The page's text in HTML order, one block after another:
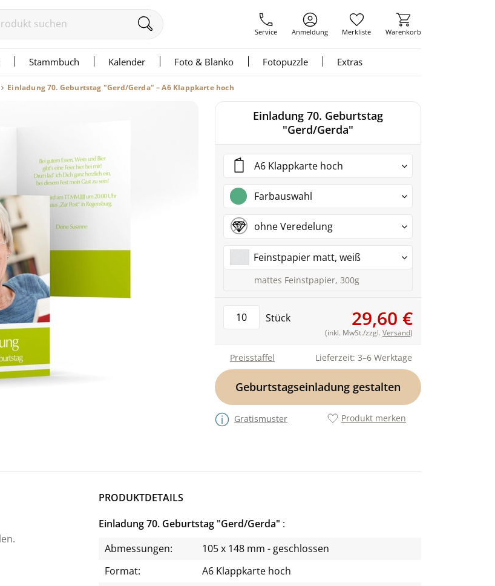
Service Anmeldung Merkliste Warenkorb
Stammbuch Kalender Foto & Blanko Fotopuzzle Extras
Einladung 70. Geburtstag "Gerd/Gerda" – A6 Klappkarte hoch
Einladung 70. Geburtstag
"Gerd/Gerda"
A6 Klappkarte hoch
Farbauswahl
ohne Veredelung
Feinstpapier matt, weiß
mattes Feinstpapier, 300g
Stück 29,60 €
(inkl. MwSt./zzgl. Versand)
Lieferzeit: 3–6 Werktage
Preisstaffel
Geburtstagseinladung gestalten
Produkt merken
Gratismuster
PRODUKTDETAILS
Einladung 70. Geburtstag "Gerd/Gerda"
Abmessungen:
105 x 148 mm - geschlossen
Format:
A6 Klappkarte hoch